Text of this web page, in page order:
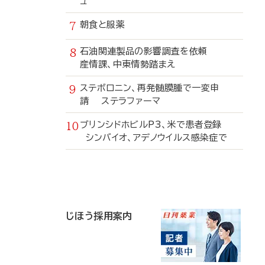
朝食と服薬
石油関連製品の影響調査を依頼
産情課、中東情勢踏まえ
ステボロニン、再発髄膜腫で一変申
請 ステラファーマ
ブリンシドホビルP3、米で患者登録
シンバイオ、アデノウイルス感染症で
じほう採用案内